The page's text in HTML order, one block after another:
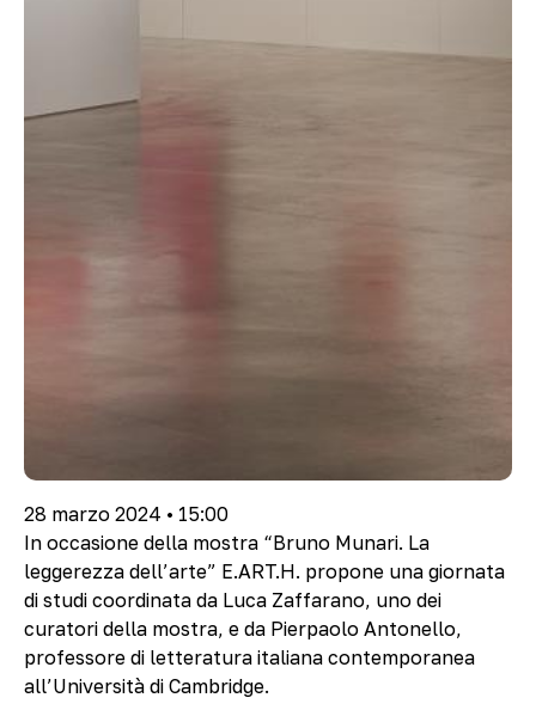
28 marzo 2024 • 15:00
In occasione della mostra “Bruno Munari. La
leggerezza dell’arte” E.ART.H. propone una giornata
di studi coordinata da Luca Zaffarano, uno dei
curatori della mostra, e da Pierpaolo Antonello,
professore di letteratura italiana contemporanea
all’Università di Cambridge.